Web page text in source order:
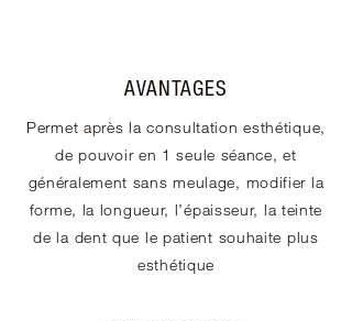
AVANTAGES
Permet après la consultation esthétique,
de pouvoir en 1 seule séance, et
généralement sans meulage, modifier la
forme, la longueur, l’épaisseur, la teinte
de la dent que le patient souhaite plus
esthétique